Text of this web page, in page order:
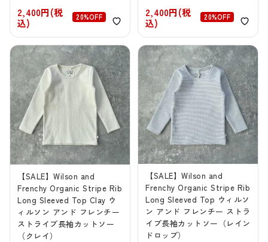
2,400円(税
込)
20%OFF
2,400円(税
込)
20%OFF
【SALE】Wilson and
Frenchy Organic Stripe Rib
Long Sleeved Top Clay ウ
ィルソン アンド フレンチー
ストライプ長袖カットソー
（クレイ）
【SALE】Wilson and
Frenchy Organic Stripe Rib
Long Sleeved Top ウィルソ
ン アンド フレンチー ストラ
イプ長袖カットソー（レイン
ドロップ）